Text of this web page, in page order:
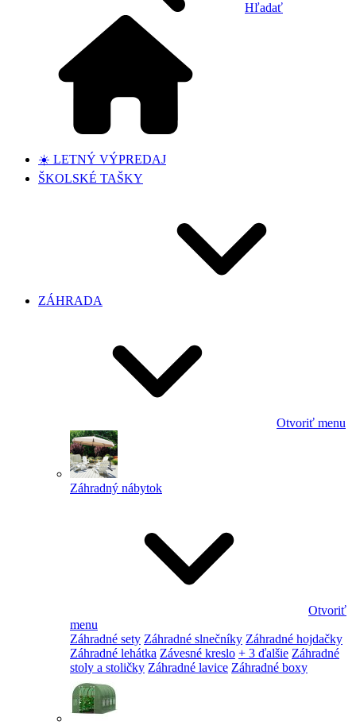
Hľadať
☀️ LETNÝ VÝPREDAJ
ŠKOLSKÉ TAŠKY
ZÁHRADA
Otvoriť menu
Záhradný nábytok
Otvoriť
menu
Záhradné sety Záhradné slnečníky Záhradné hojdačky
Záhradné lehátka Závesné kreslo + 3 ďalšie Záhradné
stoly a stoličky Záhradné lavice Záhradné boxy